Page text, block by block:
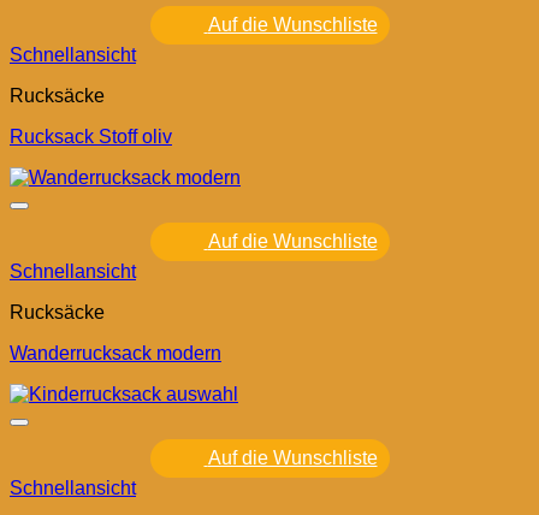
Auf die Wunschliste
Schnellansicht
Rucksäcke
Rucksack Stoff oliv
Auf die Wunschliste
Schnellansicht
Rucksäcke
Wanderrucksack modern
Auf die Wunschliste
Schnellansicht